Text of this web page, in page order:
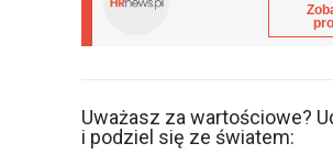
Uważasz za wartościowe?
i podziel się ze światem: